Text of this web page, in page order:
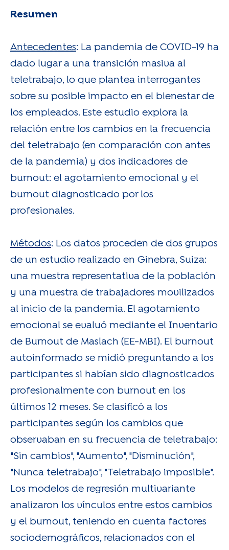
Resumen
Antecedentes: La pandemia de COVID-19 ha
dado lugar a una transición masiva al
teletrabajo, lo que plantea interrogantes
sobre su posible impacto en el bienestar de
los empleados. Este estudio explora la
relación entre los cambios en la frecuencia
del teletrabajo (en comparación con antes
de la pandemia) y dos indicadores de
burnout: el agotamiento emocional y el
burnout diagnosticado por los
profesionales.
Métodos: Los datos proceden de dos grupos
de un estudio realizado en Ginebra, Suiza:
una muestra representativa de la población
y una muestra de trabajadores movilizados
al inicio de la pandemia. El agotamiento
emocional se evaluó mediante el Inventario
de Burnout de Maslach (EE-MBI). El burnout
autoinformado se midió preguntando a los
participantes si habían sido diagnosticados
profesionalmente con burnout en los
últimos 12 meses. Se clasificó a los
participantes según los cambios que
observaban en su frecuencia de teletrabajo:
"Sin cambios", "Aumento", "Disminución",
"Nunca teletrabajo", "Teletrabajo imposible".
Los modelos de regresión multivariante
analizaron los vínculos entre estos cambios
y el burnout, teniendo en cuenta factores
sociodemográficos, relacionados con el